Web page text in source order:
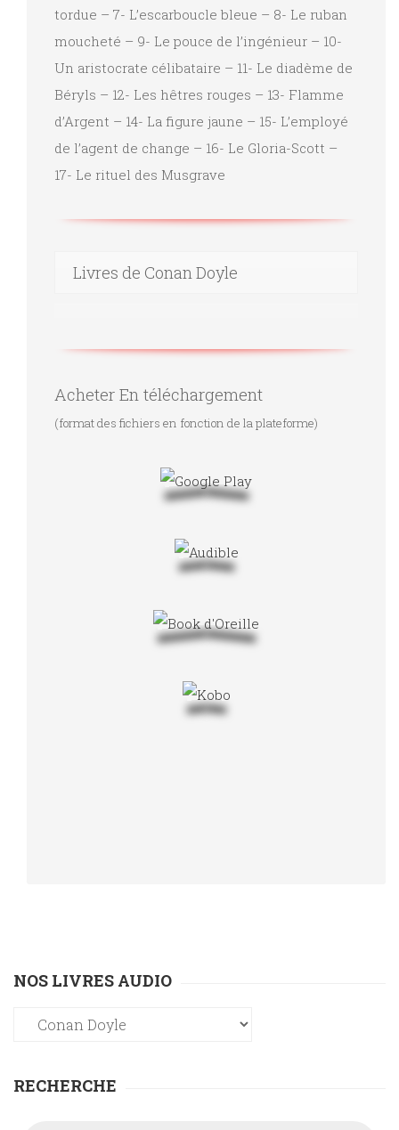
tordue – 7- L’escarboucle bleue – 8- Le ruban
moucheté – 9- Le pouce de l’ingénieur – 10-
Un aristocrate célibataire – 11- Le diadème de
Béryls – 12- Les hêtres rouges – 13- Flamme
d’Argent – 14- La figure jaune – 15- L’employé
de l’agent de change – 16- Le Gloria-Scott –
17- Le rituel des Musgrave
Livres de Conan Doyle
Acheter En téléchargement
(format des fichiers en fonction de la plateforme)
NOS LIVRES AUDIO
RECHERCHE